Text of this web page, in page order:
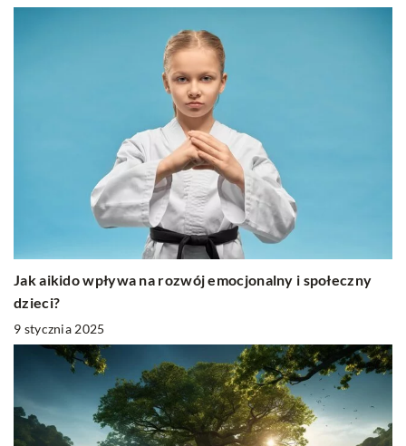
Jak aikido wpływa na rozwój emocjonalny i społeczny
dzieci?
9 stycznia 2025